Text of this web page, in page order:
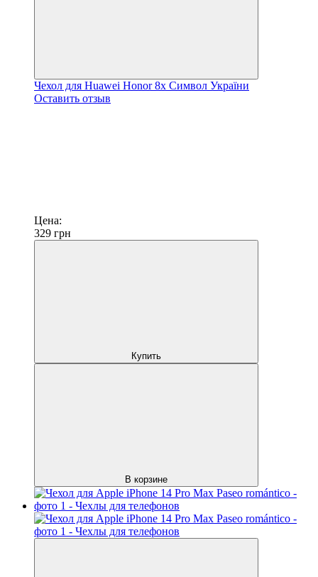
Чехол для Huawei Honor 8x Символ України
Оставить отзыв
Цена:
329 грн
Купить
В корзине